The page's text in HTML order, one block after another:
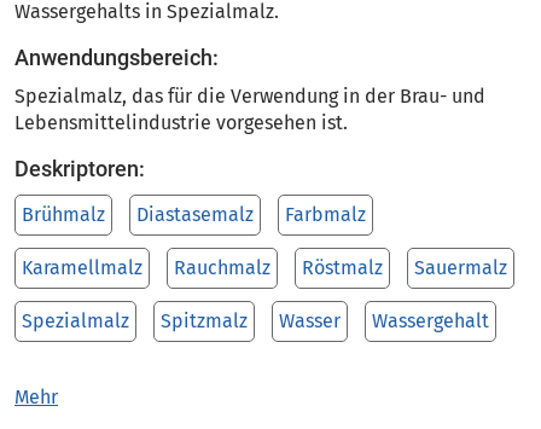
Wassergehalts in Spezialmalz.
Anwendungsbereich:
Spezialmalz, das für die Verwendung in der Brau- und
Lebensmittelindustrie vorgesehen ist.
Deskriptoren:
Brühmalz Diastasemalz Farbmalz
Karamellmalz Rauchmalz Röstmalz Sauermalz
Spezialmalz Spitzmalz Wasser Wassergehalt
Mehr